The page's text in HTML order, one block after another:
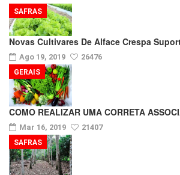
Novas Cultivares De Alface Crespa
Ago 19, 2019 26476
SAFRAS
COMO REALIZAR UMA CORRETA
Mar 16, 2019 21407
GERAIS
SAFRAS